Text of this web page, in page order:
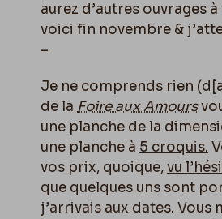
aurez d’autres ouvrages
voici fin novembre &
–
Je ne comprends rien (d[
de la Foire aux Amours
une planche de la
une planche à 5 croquis.
vos prix, quoique,vu
que quelques uns sont
j’arrivais aux dates. Vous